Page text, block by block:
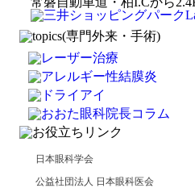
日本眼科学会
公益社団法人 日本眼科医会